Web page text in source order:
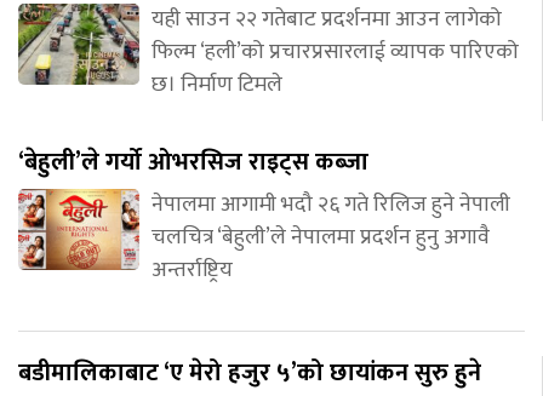
यही साउन २२ गतेबाट प्रदर्शनमा आउन लागेको
फिल्म ‘हली’को प्रचारप्रसारलाई व्यापक पारिएको
छ। निर्माण टिमले
‘बेहुली’ले गर्यो ओभरसिज राइट्स कब्जा
नेपालमा आगामी भदौ २६ गते रिलिज हुने नेपाली
चलचित्र ‘बेहुली’ले नेपालमा प्रदर्शन हुनु अगावै
अन्तर्राष्ट्रिय
बडीमालिकाबाट ‘ए मेरो हजुर ५’को छायांकन सुरु हुने